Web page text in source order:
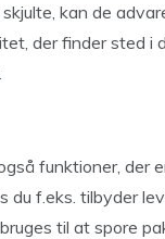
kan de
der finder sted i
funktioner, der
du f.eks. tilbyder
til at spore